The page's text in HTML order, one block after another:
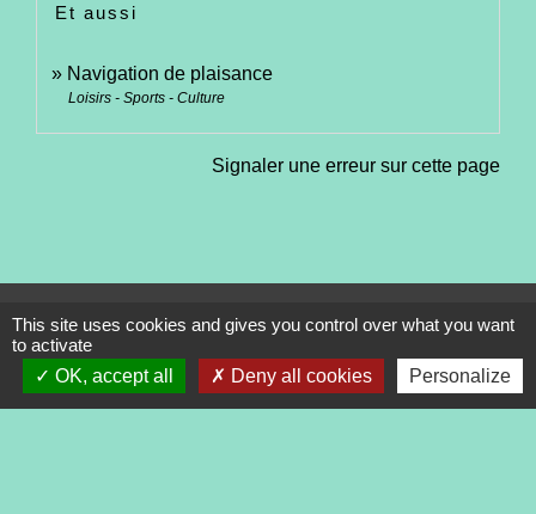
Et aussi
Navigation de plaisance
Loisirs - Sports - Culture
Signaler une erreur sur cette page
Contacts
2 place du Bourg
This site uses cookies and gives you control over what you want
to activate
OK, accept all
Deny all cookies Personalize